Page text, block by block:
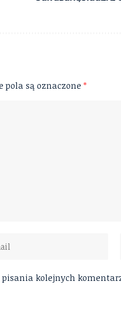
pola są oznaczone *
pisania kolejnych